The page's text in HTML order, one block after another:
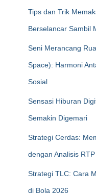
Tips dan Trik
Berselancar Sambil
Seni Merancang
Space): Harmoni
Sosial
Sensasi Hiburan
Semakin Digemari
Strategi Cerdas:
dengan Analisis RTP
Strategi TLC: Cara
di Bola 2026